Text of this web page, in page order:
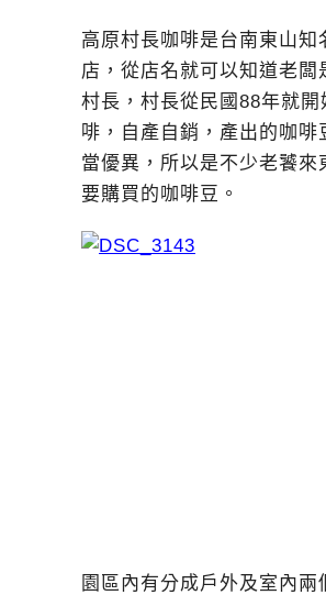
高原村長咖啡是台南東山知
店，從店名就可以知道老闆
村長，村長從民國88年就開
啡，自產自銷，產出的咖啡
當優異，所以是不少老饕來
要購買的咖啡豆。
園區內有分成戶外及室內兩